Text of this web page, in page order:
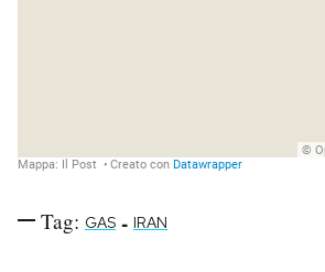
Tag: GAS - IRAN